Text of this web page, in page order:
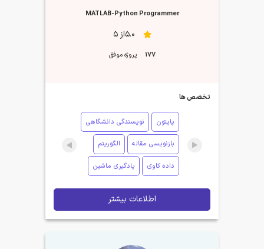
MATLAB-Python Programmer
5.0از 5
177 پروژه موفق
تخصص ها
پایتون نویسندگی دانشگاهی
بازنویسی مقاله الگوریتم
داده کاوی یادگیری ماشین
اطلاعات بیشتر